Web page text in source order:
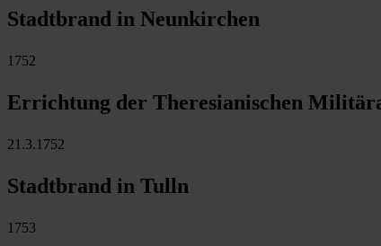
Stadtbrand in Neunkirchen
1752
Errichtung der Theresianischen
21.3.1752
Stadtbrand in Tulln
1753